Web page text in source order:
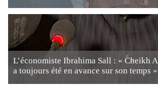
L’économiste Ibrahima Sall : « Cheikh
a toujours été en avance sur son temps »